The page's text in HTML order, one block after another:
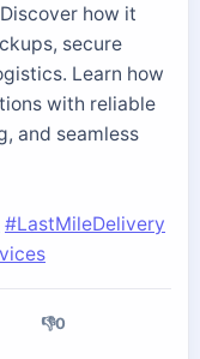
how it
secure
Learn how
with reliable
and seamless
#LastMileDelivery
👎0